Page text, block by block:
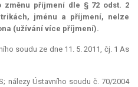
změnu příjmení dle § 72 odst. 2
jménu a příjmení, nelze
(užívání více příjmení).
soudu ze dne 11. 5. 2011, čj. 1 As
nálezy Ústavního soudu č. 70/2004